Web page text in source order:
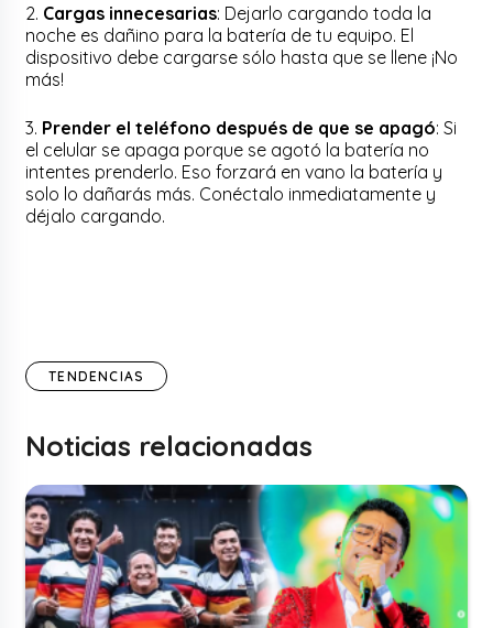
2. Cargas innecesarias: Dejarlo cargando toda la
noche es dañino para la batería de tu equipo. El
dispositivo debe cargarse sólo hasta que se llene ¡No
más!
3. Prender el teléfono después de que se apagó: Si
el celular se apaga porque se agotó la batería no
intentes prenderlo. Eso forzará en vano la batería y
solo lo dañarás más. Conéctalo inmediatamente y
déjalo cargando.
TENDENCIAS
Noticias relacionadas